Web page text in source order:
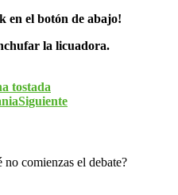
en el botón de abajo!
la licuadora.
tostada
Siguiente
comienzas el debate?